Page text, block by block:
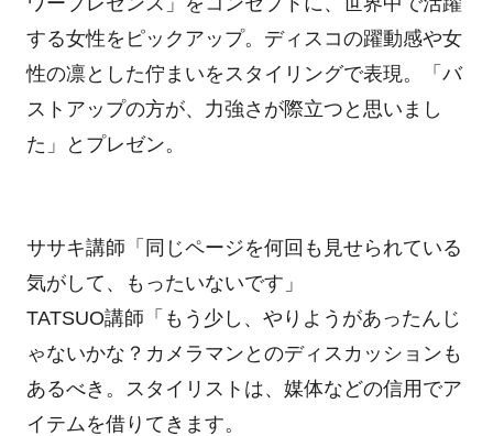
する女性をピックアップ。ディスコの躍動感や女
性の凛とした佇まいをスタイリングで表現。「バ
ストアップの方が、力強さが際立つと思いまし
た」とプレゼン。
ササキ講師「同じページを何回も見せられている
気がして、もったいないです」
TATSUO講師「もう少し、やりようがあったんじ
ゃないかな？カメラマンとのディスカッションも
あるべき。スタイリストは、媒体などの信用でア
イテムを借りてきます。